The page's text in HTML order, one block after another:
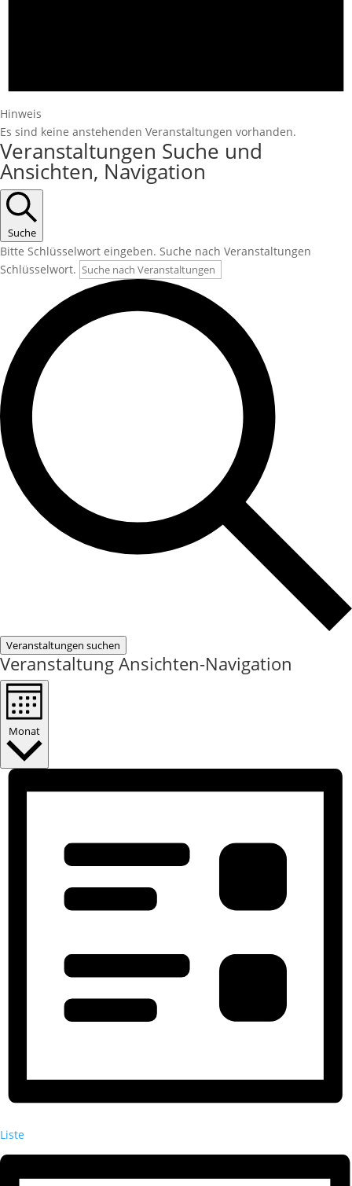
Hinweis
Es sind keine anstehenden Veranstaltungen vorhanden.
Veranstaltungen Suche und
Ansichten, Navigation
Suche
Bitte Schlüsselwort eingeben. Suche nach Veranstaltungen
Schlüsselwort.
Veranstaltungen suchen
Veranstaltung Ansichten-Navigation
Monat
Liste